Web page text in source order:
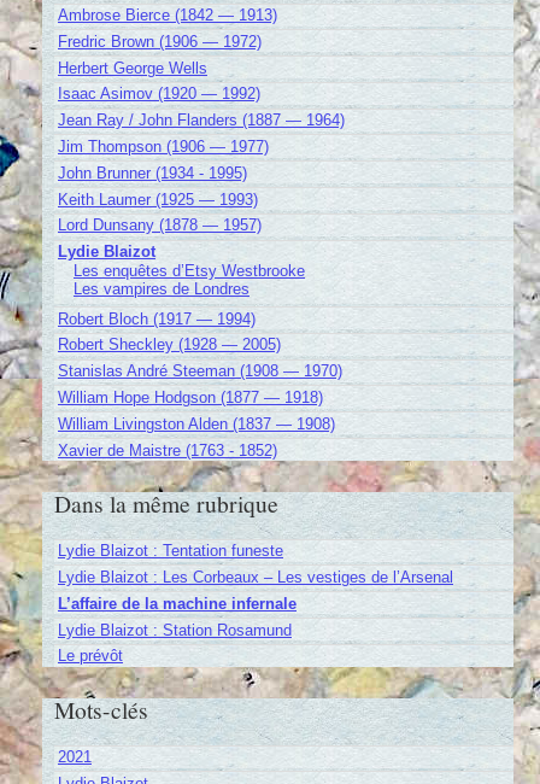
Ambrose Bierce (1842 — 1913)
Fredric Brown (1906 — 1972)
Herbert George Wells
Isaac Asimov (1920 — 1992)
Jean Ray / John Flanders (1887 — 1964)
Jim Thompson (1906 — 1977)
John Brunner (1934 - 1995)
Keith Laumer (1925 — 1993)
Lord Dunsany (1878 — 1957)
Lydie Blaizot
Les enquêtes d’Etsy Westbrooke
Les vampires de Londres
Robert Bloch (1917 — 1994)
Robert Sheckley (1928 — 2005)
Stanislas André Steeman (1908 — 1970)
William Hope Hodgson (1877 — 1918)
William Livingston Alden (1837 — 1908)
Xavier de Maistre (1763 - 1852)
Dans la même rubrique
Lydie Blaizot : Tentation funeste
Lydie Blaizot : Les Corbeaux – Les vestiges de l’Arsenal
L’affaire de la machine infernale
Lydie Blaizot : Station Rosamund
Le prévôt
Mots-clés
2021